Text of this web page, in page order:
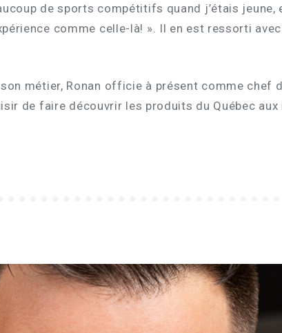
de sports compétitifs quand j’étais jeune,
comme celle-là! ». Il en est ressorti
métier, Ronan officie à présent comme chef
de faire découvrir les produits du Québec